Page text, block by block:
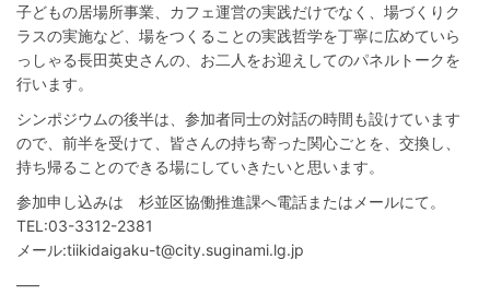
子どもの居場所事業、カフェ運営の実践だけでなく、場づくりク
ラスの実施など、場をつくることの実践哲学を丁寧に広めていら
っしゃる長田英史さんの、お二人をお迎えしてのパネルトークを
行います。
シンポジウムの後半は、参加者同士の対話の時間も設けています
ので、前半を受けて、皆さんの持ち寄った関心ごとを、交換し、
持ち帰ることのできる場にしていきたいと思います。
参加申し込みは 杉並区協働推進課へ電話またはメールにて。
TEL:03-3312-2381
メール:tiikidaigaku-t@city.suginami.lg.jp
—–